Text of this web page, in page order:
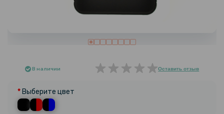
В наличии Оставить отзыв
Выберите цвет